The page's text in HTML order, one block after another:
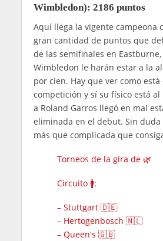
Wimbledon): 2186 puntos
Aquí llega la vigente campeona
gran cantidad de puntos que
de las semifinales en
Wimbledon le harán estar a la
por cien. Hay que ver como está
competición y sí su físico está al
a Roland Garros llegó en mal
eliminada en el debut. Sin duda
más que complicada que
Torneos de la gira de 🌿
Circuito 🚹:
– Stuttgart 🇩🇪
– Hertogenbosch 🇳🇱
– Queen's 🇬🇧